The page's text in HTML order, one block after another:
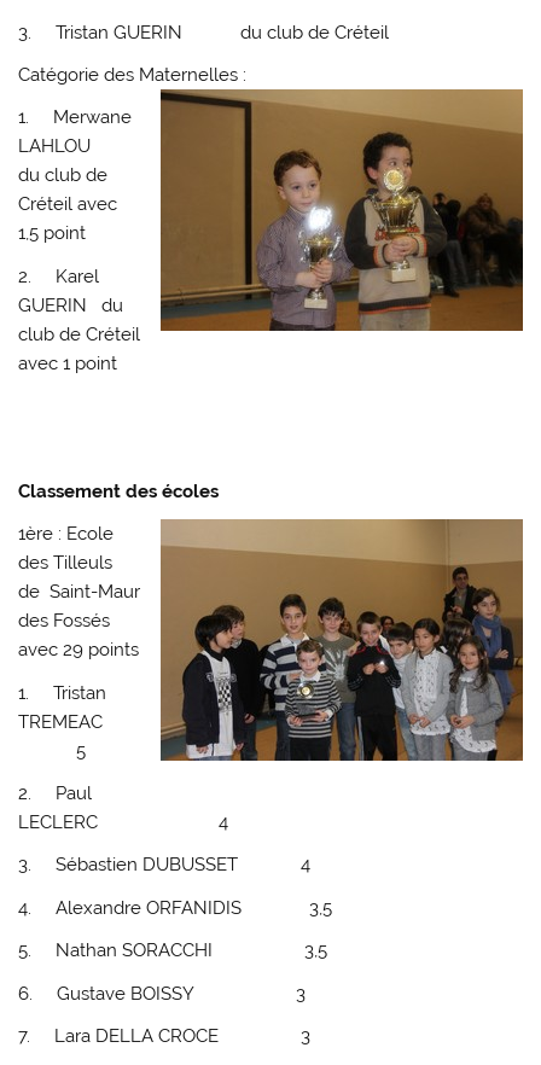
3. Tristan GUERIN du club de Créteil
Catégorie des Maternelles :
1. Merwane
LAHLOU
du club de
Créteil avec
1,5 point
2. Karel
GUERIN du
club de Créteil
avec 1 point
Classement des écoles
1ère : Ecole
des Tilleuls
de Saint-Maur
des Fossés
avec 29 points
1. Tristan
TREMEAC
5
2. Paul
LECLERC 4
3. Sébastien DUBUSSET 4
4. Alexandre ORFANIDIS 3,5
5. Nathan SORACCHI 3,5
6. Gustave BOISSY 3
7. Lara DELLA CROCE 3